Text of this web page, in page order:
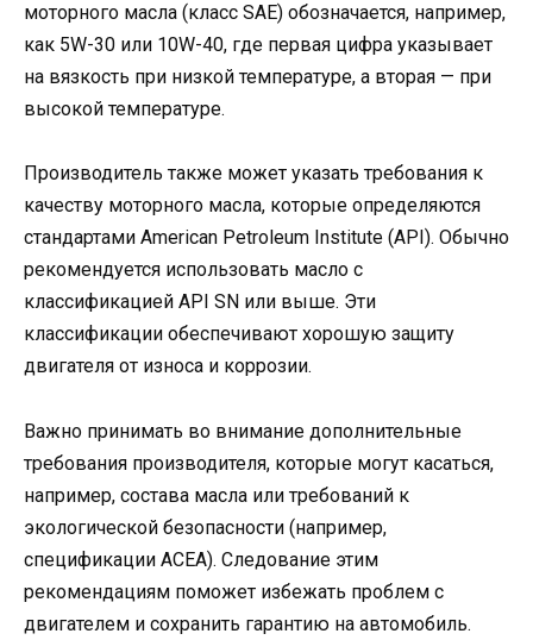
моторного масла (класс SAE) обозначается, например,
как 5W-30 или 10W-40, где первая цифра указывает
на вязкость при низкой температуре, а вторая — при
высокой температуре.
Производитель также может указать требования к
качеству моторного масла, которые определяются
стандартами American Petroleum Institute (API). Обычно
рекомендуется использовать масло с
классификацией API SN или выше. Эти
классификации обеспечивают хорошую защиту
двигателя от износа и коррозии.
Важно принимать во внимание дополнительные
требования производителя, которые могут касаться,
например, состава масла или требований к
экологической безопасности (например,
спецификации ACEA). Следование этим
рекомендациям поможет избежать проблем с
двигателем и сохранить гарантию на автомобиль.